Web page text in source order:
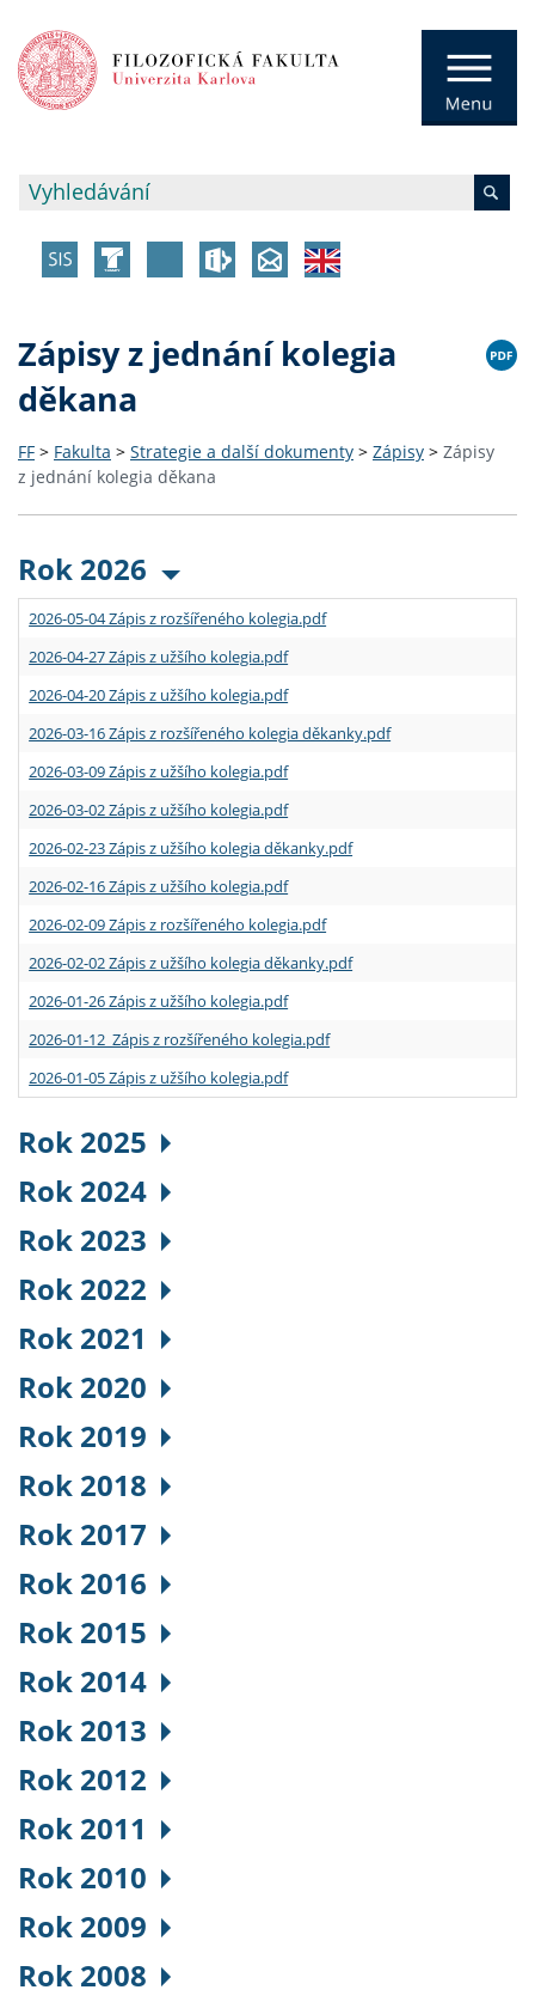
Zápisy z jednání kolegia
děkana
FF > Fakulta > Strategie a další dokumenty > Zápisy > Zápisy
z jednání kolegia děkana
Rok 2026
2026-05-04 Zápis z rozšířeného kolegia.pdf
2026-04-27 Zápis z užšího kolegia.pdf
2026-04-20 Zápis z užšího kolegia.pdf
2026-03-16 Zápis z rozšířeného kolegia děkanky.pdf
2026-03-09 Zápis z užšího kolegia.pdf
2026-03-02 Zápis z užšího kolegia.pdf
2026-02-23 Zápis z užšího kolegia děkanky.pdf
2026-02-16 Zápis z užšího kolegia.pdf
2026-02-09 Zápis z rozšířeného kolegia.pdf
2026-02-02 Zápis z užšího kolegia děkanky.pdf
2026-01-26 Zápis z užšího kolegia.pdf
2026-01-12 Zápis z rozšířeného kolegia.pdf
2026-01-05 Zápis z užšího kolegia.pdf
Rok 2025
Rok 2024
Rok 2023
Rok 2022
Rok 2021
Rok 2020
Rok 2019
Rok 2018
Rok 2017
Rok 2016
Rok 2015
Rok 2014
Rok 2013
Rok 2012
Rok 2011
Rok 2010
Rok 2009
Rok 2008